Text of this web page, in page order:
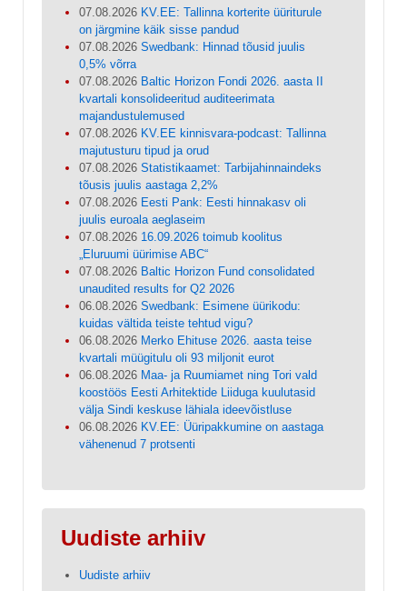
07.08.2026 KV.EE: Tallinna korterite üüriturule
on järgmine käik sisse pandud
07.08.2026 Swedbank: Hinnad tõusid juulis
0,5% võrra
07.08.2026 Baltic Horizon Fondi 2026. aasta II
kvartali konsolideeritud auditeerimata
majandustulemused
07.08.2026 KV.EE kinnisvara-podcast: Tallinna
majutusturu tipud ja orud
07.08.2026 Statistikaamet: Tarbijahinnaindeks
tõusis juulis aastaga 2,2%
07.08.2026 Eesti Pank: Eesti hinnakasv oli
juulis euroala aeglaseim
07.08.2026 16.09.2026 toimub koolitus
„Eluruumi üürimise ABC“
07.08.2026 Baltic Horizon Fund consolidated
unaudited results for Q2 2026
06.08.2026 Swedbank: Esimene üürikodu:
kuidas vältida teiste tehtud vigu?
06.08.2026 Merko Ehituse 2026. aasta teise
kvartali müügitulu oli 93 miljonit eurot
06.08.2026 Maa- ja Ruumiamet ning Tori vald
koostöös Eesti Arhitektide Liiduga kuulutasid
välja Sindi keskuse lähiala ideevõistluse
06.08.2026 KV.EE: Üüripakkumine on aastaga
vähenenud 7 protsenti
Uudiste arhiiv
Uudiste arhiiv